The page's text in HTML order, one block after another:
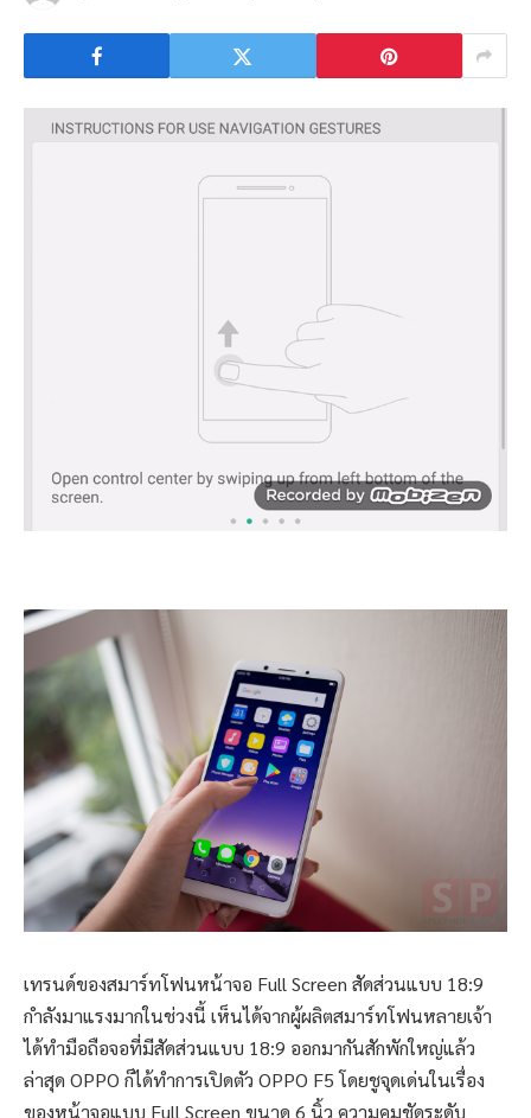
เทรนด์ของสมาร์ทโฟนหน้าจอ Full Screen สัดส่วนแบบ 18:9
กำลังมาแรงมากในช่วงนี้ เห็นได้จากผู้ผลิตสมาร์ทโฟนหลายเจ้า
ได้ทำมือถือจอที่มีสัดส่วนแบบ 18:9 ออกมากันสักพักใหญ่แล้ว
ล่าสุด OPPO ก็ได้ทำการเปิดตัว OPPO F5 โดยชูจุดเด่นในเรื่อง
ของหน้าจอแบบ Full Screen ขนาด 6 นิ้ว ความคมชัดระดับ